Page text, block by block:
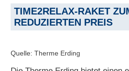
TIME2RELAX-RAKET
REDUZIERTEN PREIS
Quelle: Therme Erding